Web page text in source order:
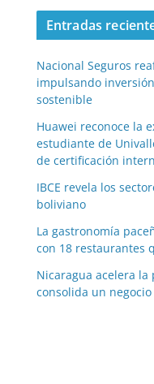
Entradas
Nacional Seguros
impulsando
sostenible
Huawei reconoce la
estudiante de
de certificación
IBCE revela los
boliviano
La gastronomía
con 18 restaurantes
Nicaragua acelera
consolida un